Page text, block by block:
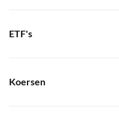
ETF's
Koersen